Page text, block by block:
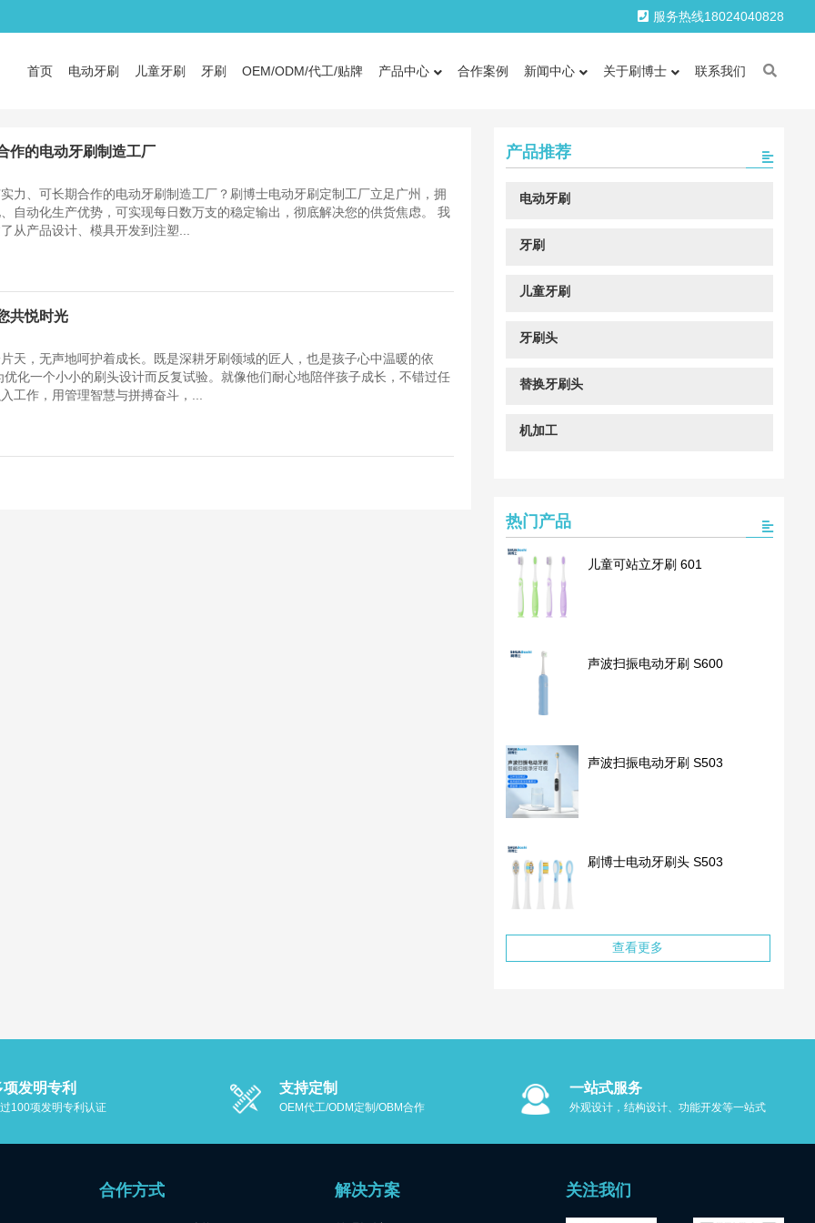
服务热线18024040828
首页 电动牙刷 儿童牙刷 牙刷 OEM/ODM/代工/贴牌 产品中心 合作案例 新闻中心 关于刷博士 联系我们
作的电动牙刷制造工厂
力、可长期合作的电动牙刷制造工厂？刷博士电动牙刷定制工厂立足广州，拥
自动化生产优势，可实现每日数万支的稳定输出，彻底解决您的供货焦虑。 我
从产品设计、模具开发到注塑...
共悦时光
天，无声地呵护着成长。既是深耕牙刷领域的匠人，也是孩子心中温暖的依
化一个小小的刷头设计而反复试验。就像他们耐心地陪伴孩子成长，不错过任
工作，用管理智慧与拼搏奋斗，...
产品推荐
电动牙刷
牙刷
儿童牙刷
牙刷头
替换牙刷头
机加工
热门产品
儿童可站立牙刷 601
声波扫振电动牙刷 S600
声波扫振电动牙刷 S503
刷博士电动牙刷头 S503
查看更多
项发明专利
100项发明专利认证
支持定制
OEM代工/ODM定制/OBM合作
一站式服务
外观设计，结构设计、功能开发等一站式
合作方式 解决方案 关注我们